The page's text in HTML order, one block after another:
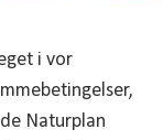
i vor
Naturplan